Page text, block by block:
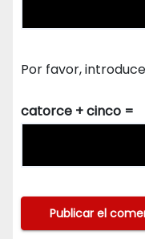
Por favor,
catorce + cinco =